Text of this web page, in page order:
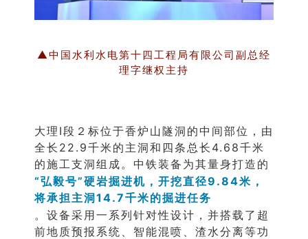
▲中国水利水电第十四工程局有限公司副总经
理字继权主持
大理Ⅰ段２标位于香炉山隧洞的中间部位，由
全长22.9千米的主洞和四条总长4.68千米
的施工支洞组成。中铁装备为其量身打造的
“弘毅号”硬岩掘进机，开挖直径9.84米，
将承担主洞14.7千米的掘进任务
。设备采用一系列针对性设计，并搭载了超
前地质预报系统、智能混喷、渣水分离等功